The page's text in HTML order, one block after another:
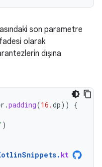
son parametre
olarak
dışına
.padding(16.dp))
{
)
. kt